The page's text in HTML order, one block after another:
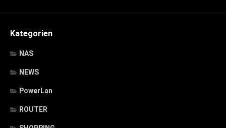
Kategorien
NAS
NEWS
PowerLan
ROUTER